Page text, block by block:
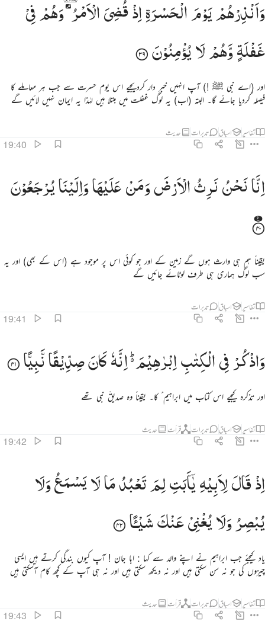
وَأَنذِرْهُمْ يَوْمَ ٱلْحَسْرَةِ إِذْ قُضِىَ ٱلْأَمْرُ وَهُمْ فِى غَفْلَةٍۢ وَهُمْ لَا يُؤْمِنُونَ ٣٩
وَاَنْذِرْهُمْیَوْمَالْحَسْرَةِاِذْقُضِیَالْاَمْرُ ۘ وَهُمْفِیْ
غَفْلَةٍوَّهُمْلَایُؤْمِنُوْنَ
اور (اے نبی ﷺ !) آپ انہیں خبر دار کردیجیے اس یوم حسرت سے جب ہر معاملے کا
فیصلہ کردیا جائے گا۔ البتہ (اب) یہ لوگ غفلت میں مبتلا ہیں لہٰذا یہ ایمان نہیں لائیں گے
تفاسیر اسباق تدبرات حدیث
19:40
انا نحن نرث الارض ومن عليها والينا يرجعون ٤٠
إِنَّا نَحْنُ نَرِثُ ٱلْأَرْضَ وَمَنْ عَلَيْهَا وَإِلَيْنَا يُرْجَعُونَ ٤٠
اِنَّانَحْنُنَرِثُالْاَرْضَوَمَنْعَلَیْهَاوَاِلَیْنَایُرْجَعُوْنَ
یقیناً ہم ہی وارث ہوں گے زمین کے اور جو کوئی اس پر موجود ہے (اس کے بھی) اور یہ
سب لوگ ہماری ہی طرف لوٹائے جائیں گے
تفاسیر اسباق تدبرات
19:41
واذكر في الكتاب ابراهيم انه كان صديقا نبيا ٤١
وَٱذْكُرْ فِى ٱلْكِتَـٰبِ إِبْرَٰهِيمَ ۚ إِنَّهُۥ كَانَ صِدِّيقًۭا نَّبِيًّا ٤١
وَاذْكُرْفِیالْكِتٰبِاِبْرٰهِیْمَ ؕ۬ اِنَّهٗكَانَصِدِّیْقًانَّبِیًّا
اور تذکرہ کیجیے اس کتاب میں ابراہیم ؑ کا۔ یقیناً وہ صدیقّ نبی تھے
تفاسیر اسباق تدبرات قرأت حدیث
19:42
اذ قال لابيه يا ابت لم تعبد ما لا يسمع ولا يبصر ولا يغني عنك شييا ٤٢
إِذْ قَالَ لِأَبِيهِ يَـٰٓأَبَتِ لِمَ تَعْبُدُ مَا لَا يَسْمَعُ وَلَا يُبْصِرُ وَلَا يُغْنِى عَنكَ شَيْـًۭٔا ٤٢
اِذْقَالَلِاَبِیْهِیٰۤاَبَتِلِمَتَعْبُدُمَالَایَسْمَعُوَلَا
یُبْصِرُوَلَایُغْنِیْعَنْكَشَیْـًٔا
یاد کیجئے جب ابراہیم نے اپنے والد سے کہا : ابا جان ! آپ کیوں بندگی کرتے ہیں ایسی
چیزوں کی جو نہ سن سکتی ہیں اور نہ دیکھ سکتی ہیں اور نہ ہی آپ کے کچھ کام آسکتی ہیں
تفاسیر اسباق تدبرات قرأت حدیث
19:43